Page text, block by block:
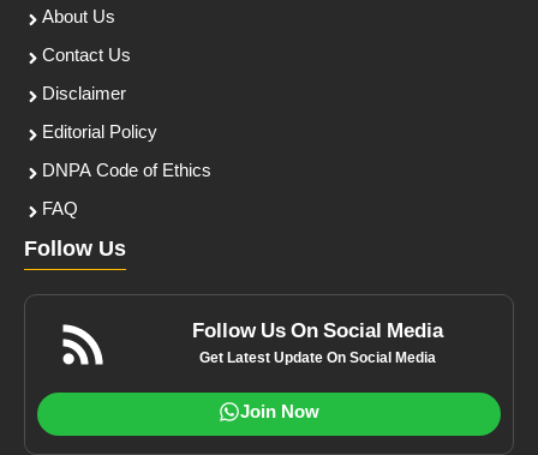
About Us
Contact Us
Disclaimer
Editorial Policy
DNPA Code of Ethics
FAQ
Follow Us
Follow Us On Social Media
Get Latest Update On Social Media
Join Now